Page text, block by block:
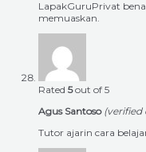
LapakGuruPrivat
memuaskan.
Rated 5out of 5
Agus Santoso (verified
Tutor ajarin cara